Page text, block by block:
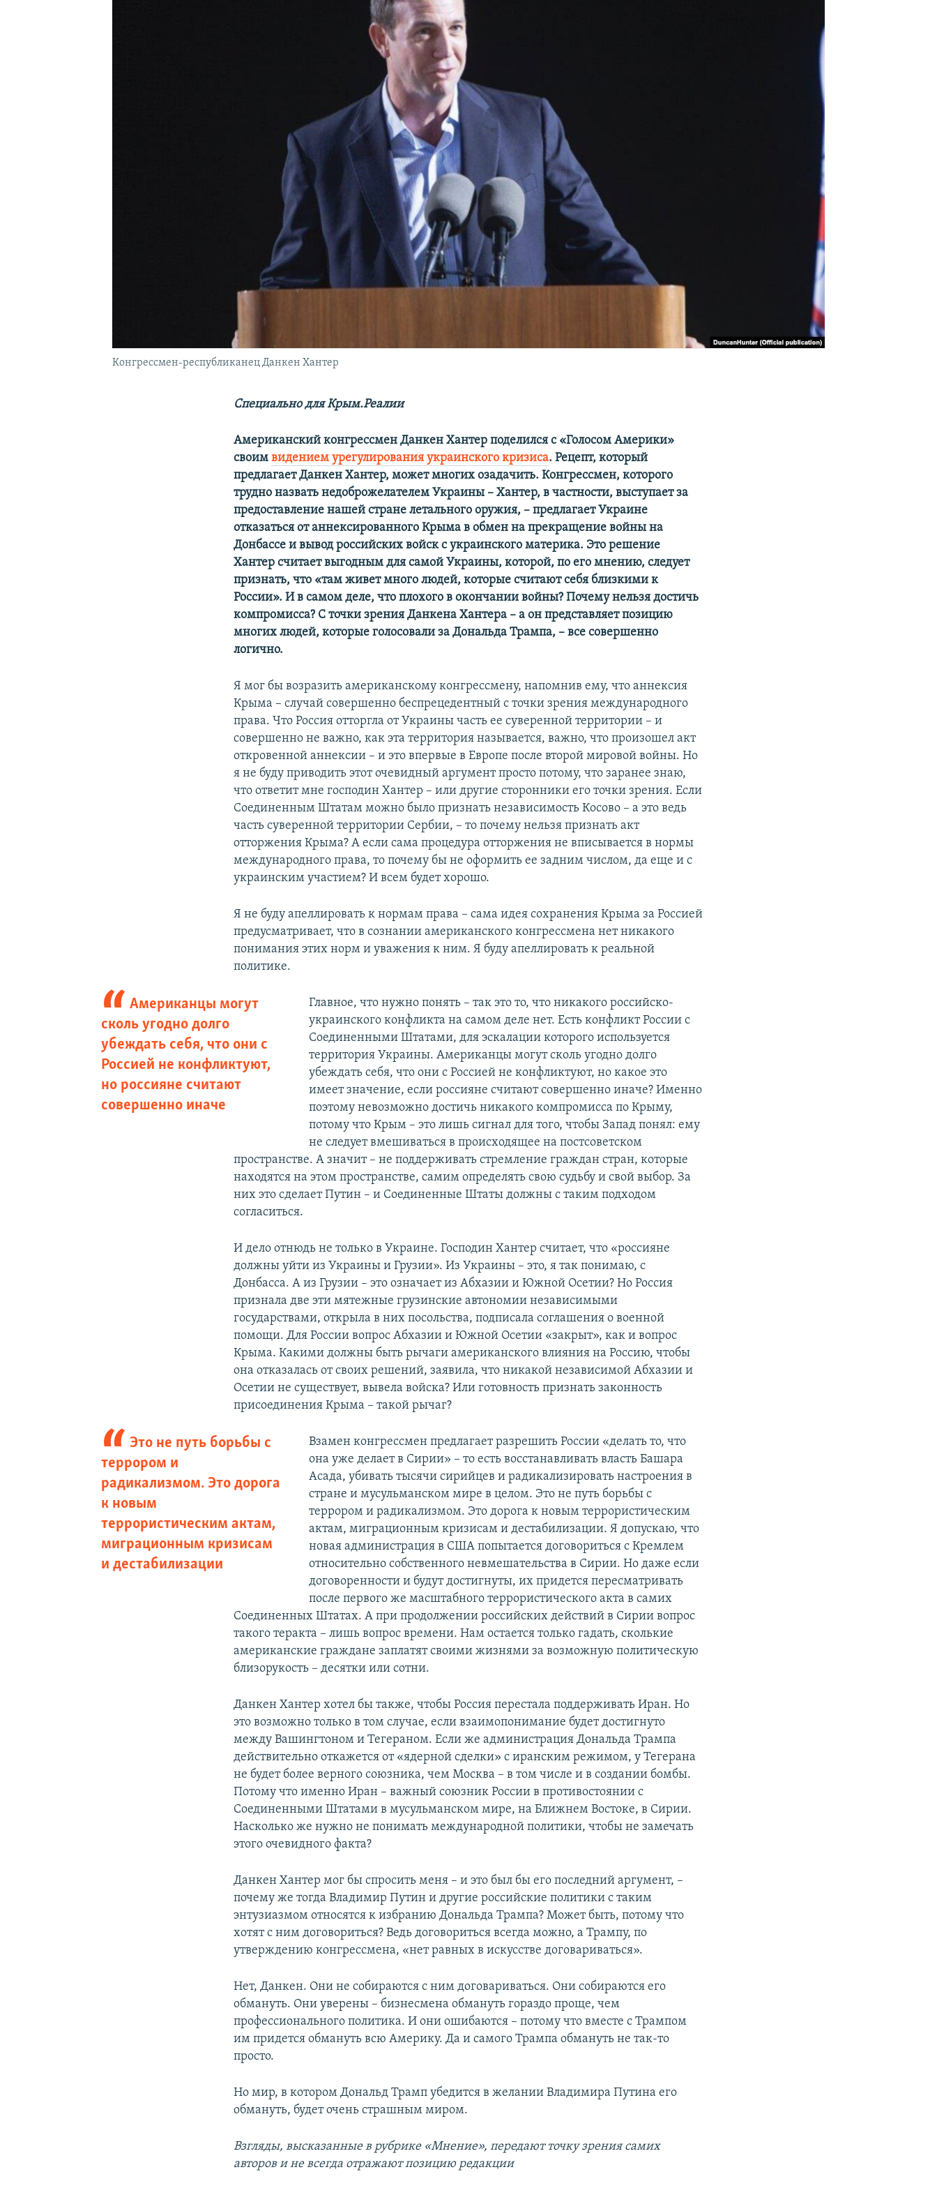
Конгрессмен-республиканец Данкен Хантер
Специально для Крым.Реалии
Американский конгрессмен Данкен Хантер поделился с «Голосом Америки»
своимвидением урегулирования украинского кризиса. Рецепт, который
предлагает Данкен Хантер, может многих озадачить. Конгрессмен, которого
трудно назвать недоброжелателем Украины – Хантер, в частности, выступает за
предоставление нашей стране летального оружия, – предлагает Украине
отказаться от аннексированного Крыма в обмен на прекращение войны на
Донбассе и вывод российских войск с украинского материка. Это решение
Хантер считает выгодным для самой Украины, которой, по его мнению, следует
признать, что «там живет много людей, которые считают себя близкими к
России». И в самом деле, что плохого в окончании войны? Почему нельзя достичь
компромисса? С точки зрения Данкена Хантера – а он представляет позицию
многих людей, которые голосовали за Дональда Трампа, – все совершенно
логично.
Я мог бы возразить американскому конгрессмену, напомнив ему, что аннексия
Крыма – случай совершенно беспрецедентный с точки зрения международного
права. Что Россия отторгла от Украины часть ее суверенной территории – и
совершенно не важно, как эта территория называется, важно, что произошел акт
откровенной аннексии – и это впервые в Европе после второй мировой войны. Но
я не буду приводить этот очевидный аргумент просто потому, что заранее знаю,
что ответит мне господин Хантер – или другие сторонники его точки зрения. Если
Соединенным Штатам можно было признать независимость Косово – а это ведь
часть суверенной территории Сербии, – то почему нельзя признать акт
отторжения Крыма? А если сама процедура отторжения не вписывается в нормы
международного права, то почему бы не оформить ее задним числом, да еще и с
украинским участием? И всем будет хорошо.
Я не буду апеллировать к нормам права – сама идея сохранения Крыма за Россией
предусматривает, что в сознании американского конгрессмена нет никакого
понимания этих норм и уважения к ним. Я буду апеллировать к реальной
политике.
Американцы могут
сколь угодно долго
убеждать себя, что они с
Россией не конфликтуют,
но россияне считают
совершенно иначе
Главное, что нужно понять – так это то, что никакого российско-
украинского конфликта на самом деле нет. Есть конфликт России с
Соединенными Штатами, для эскалации которого используется
территория Украины. Американцы могут сколь угодно долго
убеждать себя, что они с Россией не конфликтуют, но какое это
имеет значение, если россияне считают совершенно иначе? Именно
поэтому невозможно достичь никакого компромисса по Крыму,
потому что Крым – это лишь сигнал для того, чтобы Запад понял: ему
не следует вмешиваться в происходящее на постсоветском
пространстве. А значит – не поддерживать стремление граждан стран, которые
находятся на этом пространстве, самим определять свою судьбу и свой выбор. За
них это сделает Путин – и Соединенные Штаты должны с таким подходом
согласиться.
И дело отнюдь не только в Украине. Господин Хантер считает, что «россияне
должны уйти из Украины и Грузии». Из Украины – это, я так понимаю, с
Донбасса. А из Грузии – это означает из Абхазии и Южной Осетии? Но Россия
признала две эти мятежные грузинские автономии независимыми
государствами, открыла в них посольства, подписала соглашения о военной
помощи. Для России вопрос Абхазии и Южной Осетии «закрыт», как и вопрос
Крыма. Какими должны быть рычаги американского влияния на Россию, чтобы
она отказалась от своих решений, заявила, что никакой независимой Абхазии и
Осетии не существует, вывела войска? Или готовность признать законность
присоединения Крыма – такой рычаг?
Это не путь борьбы с
террором и
радикализмом. Это дорога
к новым
террористическим актам,
миграционным кризисам
и дестабилизации
Взамен конгрессмен предлагает разрешить России «делать то, что
она уже делает в Сирии» – то есть восстанавливать власть Башара
Асада, убивать тысячи сирийцев и радикализировать настроения в
стране и мусульманском мире в целом. Это не путь борьбы с
террором и радикализмом. Это дорога к новым террористическим
актам, миграционным кризисам и дестабилизации. Я допускаю, что
новая администрация в США попытается договориться с Кремлем
относительно собственного невмешательства в Сирии. Но даже если
договоренности и будут достигнуты, их придется пересматривать
после первого же масштабного террористического акта в самих
Соединенных Штатах. А при продолжении российских действий в Сирии вопрос
такого теракта – лишь вопрос времени. Нам остается только гадать, сколькие
американские граждане заплатят своими жизнями за возможную политическую
близорукость – десятки или сотни.
Данкен Хантер хотел бы также, чтобы Россия перестала поддерживать Иран. Но
это возможно только в том случае, если взаимопонимание будет достигнуто
между Вашингтоном и Тегераном. Если же администрация Дональда Трампа
действительно откажется от «ядерной сделки» с иранским режимом, у Тегерана
не будет более верного союзника, чем Москва – в том числе и в создании бомбы.
Потому что именно Иран – важный союзник России в противостоянии с
Соединенными Штатами в мусульманском мире, на Ближнем Востоке, в Сирии.
Насколько же нужно не понимать международной политики, чтобы не замечать
этого очевидного факта?
Данкен Хантер мог бы спросить меня – и это был бы его последний аргумент, –
почему же тогда Владимир Путин и другие российские политики с таким
энтузиазмом относятся к избранию Дональда Трампа? Может быть, потому что
хотят с ним договориться? Ведь договориться всегда можно, а Трампу, по
утверждению конгрессмена, «нет равных в искусстве договариваться».
Нет, Данкен. Они не собираются с ним договариваться. Они собираются его
обмануть. Они уверены – бизнесмена обмануть гораздо проще, чем
профессионального политика. И они ошибаются – потому что вместе с Трампом
им придется обмануть всю Америку. Да и самого Трампа обмануть не так-то
просто.
Но мир, в котором Дональд Трамп убедится в желании Владимира Путина его
обмануть, будет очень страшным миром.
Взгляды, высказанные в рубрике «Мнение», передают точку зрения самих
авторов и не всегда отражают позицию редакции